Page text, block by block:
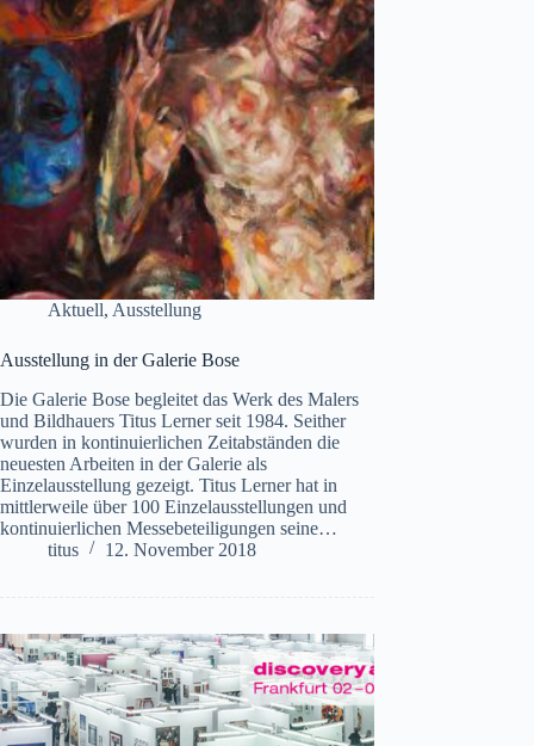
Aktuell, Ausstellung
Ausstellung in der Galerie Bose
Die Galerie Bose begleitet das Werk des Malers
und Bildhauers Titus Lerner seit 1984. Seither
wurden in kontinuierlichen Zeitabständen die
neuesten Arbeiten in der Galerie als
Einzelausstellung gezeigt. Titus Lerner hat in
mittlerweile über 100 Einzelausstellungen und
kontinuierlichen Messebeteiligungen seine…
titus
12. November 2018